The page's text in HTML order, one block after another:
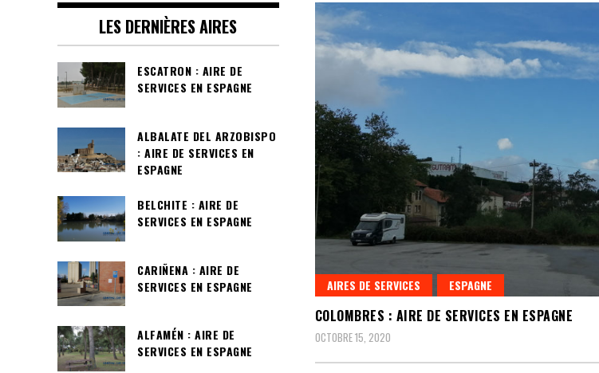
AIRES DE SERVICES ESPAGNE
COLOMBRES : AIRE DE SERVICES EN ESPAGNE
OCTOBRE 15, 2020
LES DERNIÈRES AIRES
ESCATRON : AIRE DE
SERVICES EN ESPAGNE
ALBALATE DEL ARZOBISPO
: AIRE DE SERVICES EN
ESPAGNE
BELCHITE : AIRE DE
SERVICES EN ESPAGNE
CARIÑENA : AIRE DE
SERVICES EN ESPAGNE
ALFAMÉN : AIRE DE
SERVICES EN ESPAGNE